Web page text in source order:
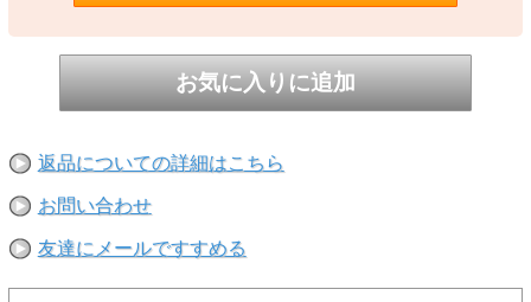
※当店取扱い商品は一部店頭在庫と共有をしております。
す。完売や欠品の場合は大変ご迷惑をおかけしますが、予めご了承の
うえ注文いただきますようお願い申し上げます。
返品についての詳細はこちら
お問い合わせ
友達にメールですすめる